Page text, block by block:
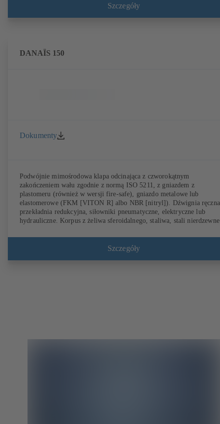
przeciwkołnierzem. Przyłącza zgodne z EN, ASME, JIS.
Szczegóły
DANAÏS 150
Dokumenty
Podwójnie mimośrodowa klapa odcinająca z czworokątnym
zakończeniem wału zgodnie z normą ISO 5211, z gniazdem z
plastomeru (również w wersji fire-safe), gniazdo metalowe lub
elastomerowe (FKM [VITON R] albo NBR [nitryl]). Dźwignia
przekładnia redukcyjna, siłowniki pneumatyczne, elektryczne lub
hydrauliczne. Korpus z żeliwa sferoidalnego, staliwa, stali
otworami gwintowanymi (T4), T4 do jednostronnego podłączania
kołnierza i wykorzystana jako armatura końcowa z
Szczegóły